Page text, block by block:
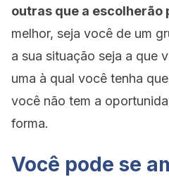
outras que a escolherão
melhor, seja você de um
a sua situação seja a que
uma à qual você tenha
você não tem a
forma.
Você pode se